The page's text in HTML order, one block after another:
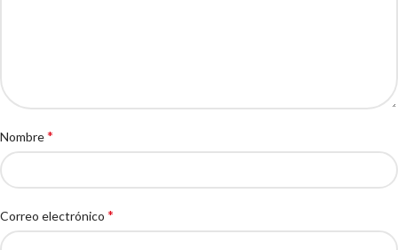
Nombre*
Correo electrónico *